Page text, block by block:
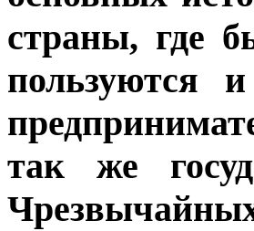
страны, где
пользуются
так же